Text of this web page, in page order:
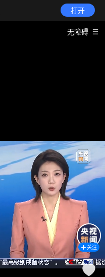
打开
无障碍
关注